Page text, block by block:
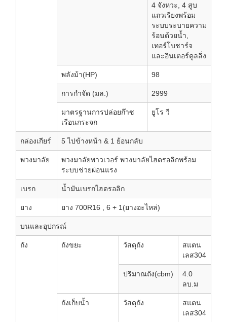
4 จังหวะ, 4 สูบ
แถวเรียงพร้อม
ระบบระบายความ
ร้อนด้วยน้ำ,
เทอร์โบชาร์จ
และอินเตอร์คูลลิ่ง
พลังม้า(HP) 98
การกำจัด (มล.) 2999
มาตรฐานการปล่อยก๊าซ
เรือนกระจก
ยูโร วี
กล่องเกียร์ 5 ไปข้างหน้า & 1 ย้อนกลับ
พวงมาลัย
พวงมาลัยพาวเวอร์ พวงมาลัยไฮดรอลิกพร้อม
ระบบช่วยผ่อนแรง
เบรก น้ำมันเบรกไฮดรอลิก
ยาง ยาง 700R16 , 6 + 1(ยางอะไหล่)
บนและอุปกรณ์
ถัง ถังขยะ วัสดุถัง
สแตน
เลส304
ปริมาณถัง(cbm)
4.0
ลบ.ม
ถังเก็บน้ำ วัสดุถัง
สแตน
เลส304